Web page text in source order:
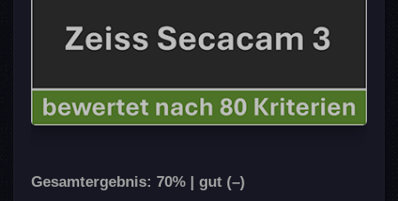
Gesamtergebnis: 70% | gut (–)